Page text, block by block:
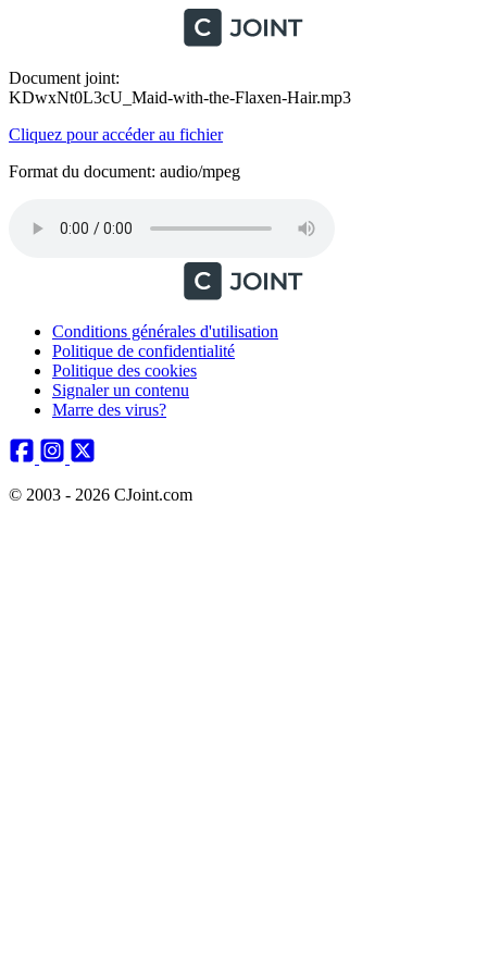
Document joint:
KDwxNt0L3cU_Maid-with-the-Flaxen-Hair.mp3
Cliquez pour accéder au fichier
Format du document: audio/mpeg
Conditions générales d'utilisation
Politique de confidentialité
Politique des cookies
Signaler un contenu
Marre des virus?
© 2003 - 2026 CJoint.com